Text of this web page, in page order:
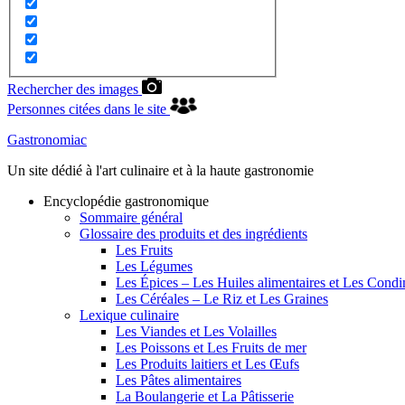
Rechercher des images
Personnes citées dans le site
Gastronomiac
Un site dédié à l'art culinaire et à la haute gastronomie
Encyclopédie gastronomique
Sommaire général
Glossaire des produits et des ingrédients
Les Fruits
Les Légumes
Les Épices – Les Huiles alimentaires et Les
Les Céréales – Le Riz et Les Graines
Lexique culinaire
Les Viandes et Les Volailles
Les Poissons et Les Fruits de mer
Les Produits laitiers et Les Œufs
Les Pâtes alimentaires
La Boulangerie et La Pâtisserie